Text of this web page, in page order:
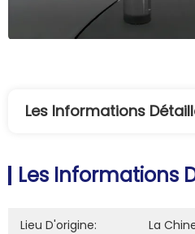
Les Informations
Les Informations
Lieu D'origine: La